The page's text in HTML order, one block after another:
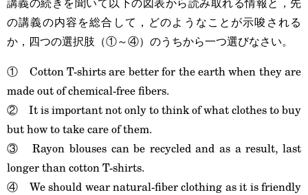
の講義の内容を総合して，どのようなことが示唆される
か，四つの選択肢（①～④）のうちから一つ選びなさい。
① Cotton T-shirts are better for the earth when they are
made out of chemical-free fibers.
② It is important not only to think of what clothes to buy
but how to take care of them.
③ Rayon blouses can be recycled and as a result, last
longer than cotton T-shirts.
④ We should wear natural-fiber clothing as it is friendly